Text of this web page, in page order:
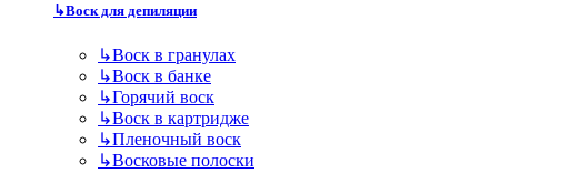
↳Воск для депиляции
↳Воск в гранулах
↳Воск в банке
↳Горячий воск
↳Воск в картридже
↳Пленочный воск
↳Восковые полоски